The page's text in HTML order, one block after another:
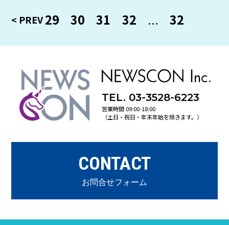
29 30 31 32 ... 32
TEL. 03-3528-6223
営業時間 09:00-18:00
（土日・祝日・年末年始を除きます。）
CONTACT
お問合せフォーム